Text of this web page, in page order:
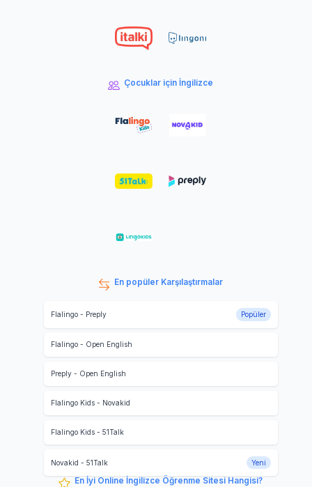
Çocuklar için İngilizce
En popüler Karşılaştırmalar
Flalingo- Preply Popüler
Flalingo- Open English
Preply- Open English
Flalingo Kids- Novakid
Flalingo Kids- 51Talk
Novakid - 51Talk Yeni
En İyi Online İngilizce Öğrenme Sitesi Hangisi?